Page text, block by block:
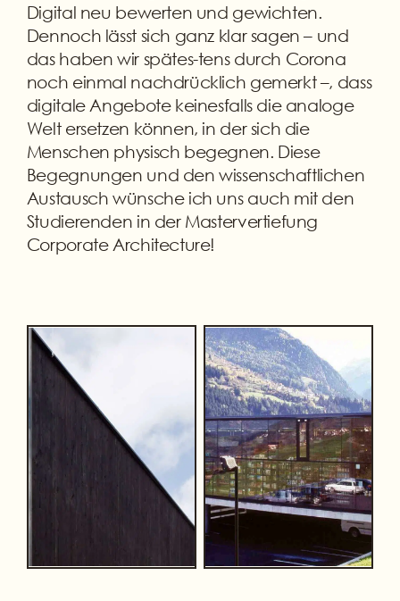
Digital neu bewerten und gewichten.
Dennoch lässt sich ganz klar sagen – und
das haben wir spätes-tens durch Corona
noch einmal nachdrücklich gemerkt –, dass
digitale Angebote keinesfalls die analoge
Welt ersetzen können, in der sich die
Menschen physisch begegnen. Diese
Begegnungen und den wissenschaftlichen
Austausch wünsche ich uns auch mit den
Studierenden in der Mastervertiefung
Corporate Architecture!